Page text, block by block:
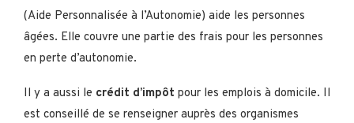
(Aide Personnalisée à l’Autonomie) aide les personnes
âgées. Elle couvre une partie des frais pour les personnes
en perte d’autonomie.
Il y a aussi le crédit d’impôt pour les emplois à domicile. Il
est conseillé de se renseigner auprès des organismes